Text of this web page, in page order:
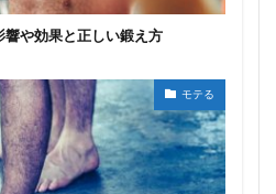
や効果と正しい鍛え方
モテる